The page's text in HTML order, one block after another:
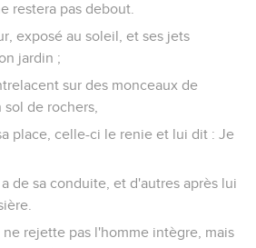
restera pas debout.
exposé au soleil, et ses jets
jardin ;
sur des monceaux de
de rochers,
place, celle-ci le renie et lui dit : Je
de sa conduite, et d'autres après lui
rejette pas l'homme intègre, mais